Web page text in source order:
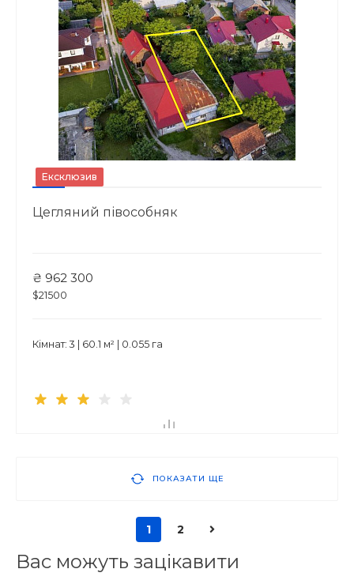
Ексклюзив
Цегляний півособняк
₴ 962 300
$21500
Кімнат: 3 | 60.1 м² | 0.055 га
ПОКАЗАТИ ЩЕ
1 2
Вас можуть зацікавити